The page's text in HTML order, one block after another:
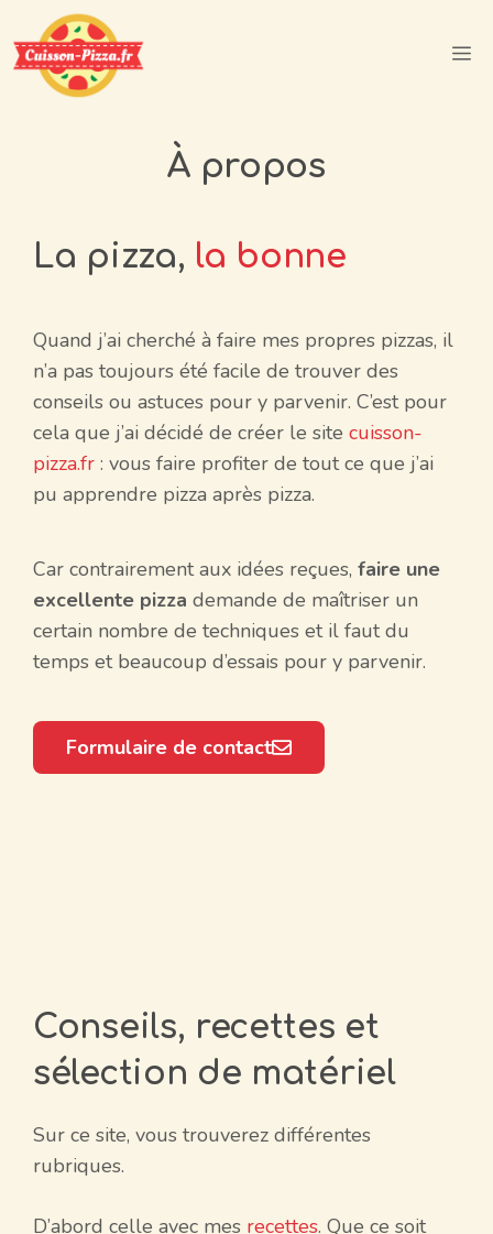
au
contenu
À propos
La pizza, la bonne
Quand j’ai cherché à faire mes propres pizzas, il
n’a pas toujours été facile de trouver des
conseils ou astuces pour y parvenir. C’est pour
cela que j’ai décidé de créer le site cuisson-
pizza.fr : vous faire profiter de tout ce que j’ai
pu apprendre pizza après pizza.
Car contrairement aux idées reçues, faire une
excellente pizza demande de maîtriser un
certain nombre de techniques et il faut du
temps et beaucoup d’essais pour y parvenir.
Formulaire de contact
Conseils, recettes et
sélection de matériel
Sur ce site, vous trouverez différentes
rubriques.
D’abord celle avec mes recettes. Que ce soit